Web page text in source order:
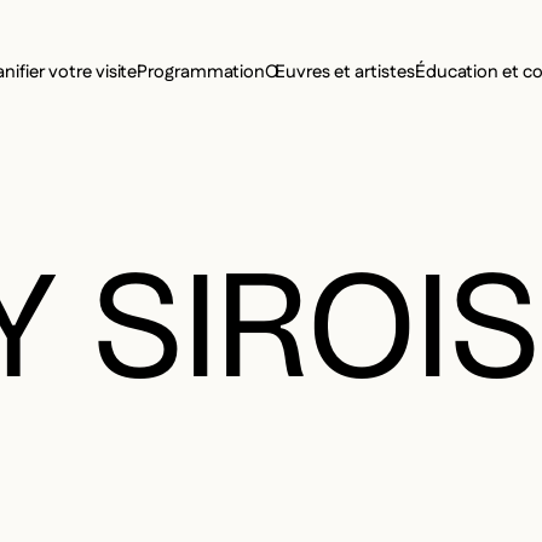
MENU
votre visiteProgrammationŒuvres et artistesÉducation et